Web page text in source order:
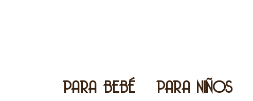
PARA BEBÉ PARA NIÑOS